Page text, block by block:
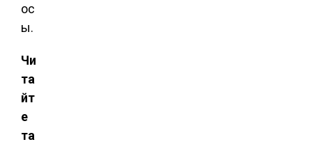
ос
ы.
Чи
та
йт
е
та